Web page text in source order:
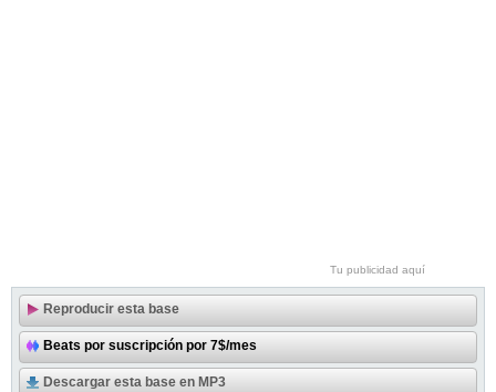
Tu publicidad aquí
Reproducir esta base
Beats por suscripción por 7$/mes
Descargar esta base en MP3